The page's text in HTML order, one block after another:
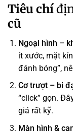
Tiêu chí
cũ
Ngoại hình –
ít xước, mặt
đánh bóng”,
Cơ trượt – bi
“click” gọn.
giá rất kỹ.
Màn hình &